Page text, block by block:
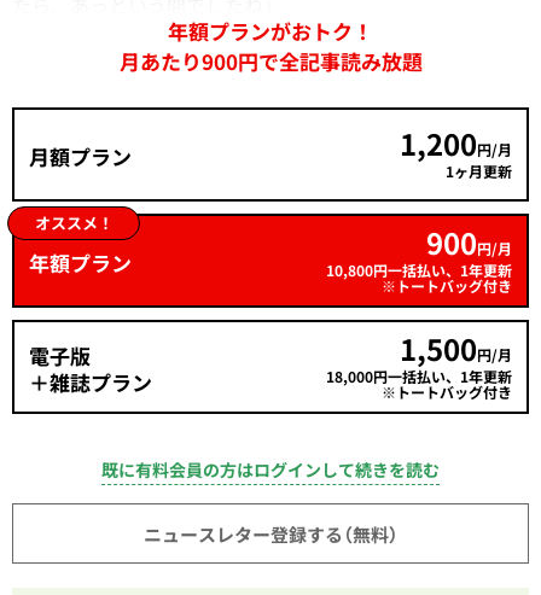
年額プランがおトク！
月あたり900円で全記事読み放題
月額プラン 1,200円/月
1ヶ月更新
オススメ！
年額プラン 900円/月
10,800円一括払い、1年更新
※トートバッグ付き
電子版
＋雑誌プラン
1,500円/月
18,000円一括払い、1年更新
※トートバッグ付き
既に有料会員の方はログインして続きを読む
ニュースレター登録する（無料）